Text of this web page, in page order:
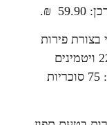
בצורת פירות
בטעם תפוז, עם נוסחה מקיפה המכילה 22 ויטמינים
ומינרלים, ללעיסה/מציצה. תכולת המוצר: 75 סוכריות